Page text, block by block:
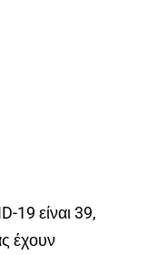
19 είναι 39,
έχουν